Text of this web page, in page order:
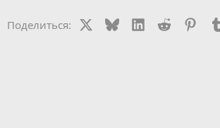
и
Поделиться: BlueskyLinkedIn
Reddit